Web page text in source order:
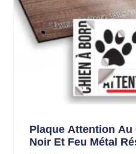
Plaque Attention Au
Noir Et Feu Métal